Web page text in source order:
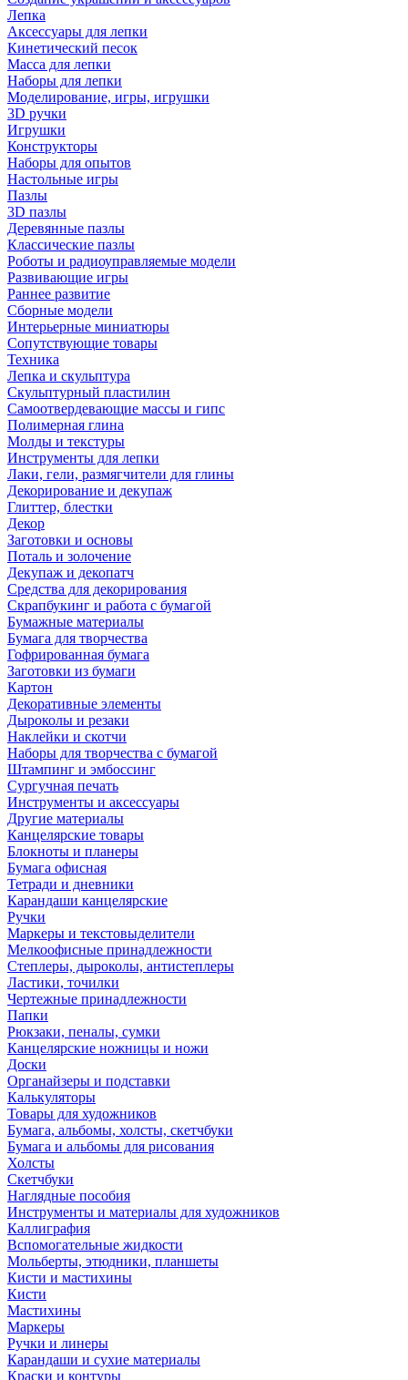
Лепка
Аксессуары для лепки
Кинетический песок
Масса для лепки
Наборы для лепки
Моделирование, игры, игрушки
3D ручки
Игрушки
Конструкторы
Наборы для опытов
Настольные игры
Пазлы
3D пазлы
Деревянные пазлы
Классические пазлы
Роботы и радиоуправляемые модели
Развивающие игры
Раннее развитие
Сборные модели
Интерьерные миниатюры
Сопутствующие товары
Техника
Лепка и скульптура
Скульптурный пластилин
Самоотвердевающие массы и гипс
Полимерная глина
Молды и текстуры
Инструменты для лепки
Лаки, гели, размягчители для глины
Декорирование и декупаж
Глиттер, блестки
Декор
Заготовки и основы
Поталь и золочение
Декупаж и декопатч
Средства для декорирования
Скрапбукинг и работа с бумагой
Бумажные материалы
Бумага для творчества
Гофрированная бумага
Заготовки из бумаги
Картон
Декоративные элементы
Дыроколы и резаки
Наклейки и скотчи
Наборы для творчества с бумагой
Штампинг и эмбоссинг
Сургучная печать
Инструменты и аксессуары
Другие материалы
Канцелярские товары
Блокноты и планеры
Бумага офисная
Тетради и дневники
Карандаши канцелярские
Ручки
Маркеры и текстовыделители
Мелкоофисные принадлежности
Степлеры, дыроколы, антистеплеры
Ластики, точилки
Чертежные принадлежности
Папки
Рюкзаки, пеналы, сумки
Канцелярские ножницы и ножи
Доски
Органайзеры и подставки
Калькуляторы
Товары для художников
Бумага, альбомы, холсты, скетчбуки
Бумага и альбомы для рисования
Холсты
Скетчбуки
Наглядные пособия
Инструменты и материалы для художников
Каллиграфия
Вспомогательные жидкости
Мольберты, этюдники, планшеты
Кисти и мастихины
Кисти
Мастихины
Маркеры
Ручки и линеры
Карандаши и сухие материалы
Краски и контуры